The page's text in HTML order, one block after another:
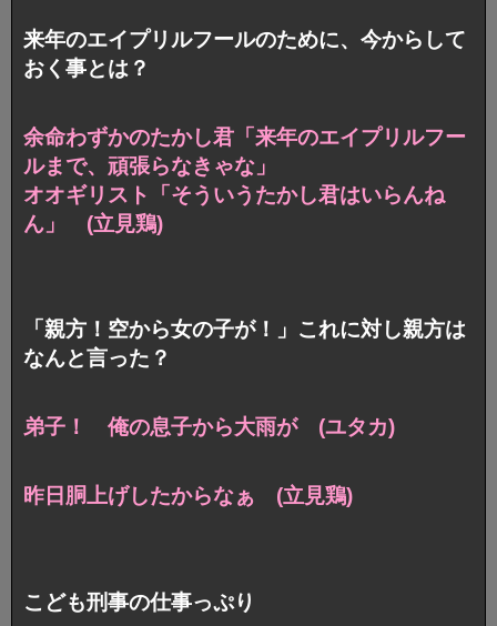
来年のエイプリルフールのために、今からして
おく事とは？
余命わずかのたかし君「来年のエイプリルフー
ルまで、 頑張らなきゃな」
オオギリスト「そういうたかし君はいらんね
ん」 (立見鶏)
「親方！空から女の子が！」これに対し親方は
なんと言った？
弟子！ 俺の息子から大雨が (ユタカ)
昨日胴上げしたからなぁ (立見鶏)
こども刑事の仕事っぷり